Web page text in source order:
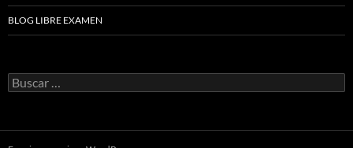
BLOG LIBRE EXAMEN
Buscar: